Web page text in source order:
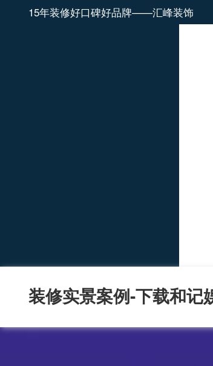
15年装修好口碑好品牌——汇峰装饰
装修实景案例-下载和记